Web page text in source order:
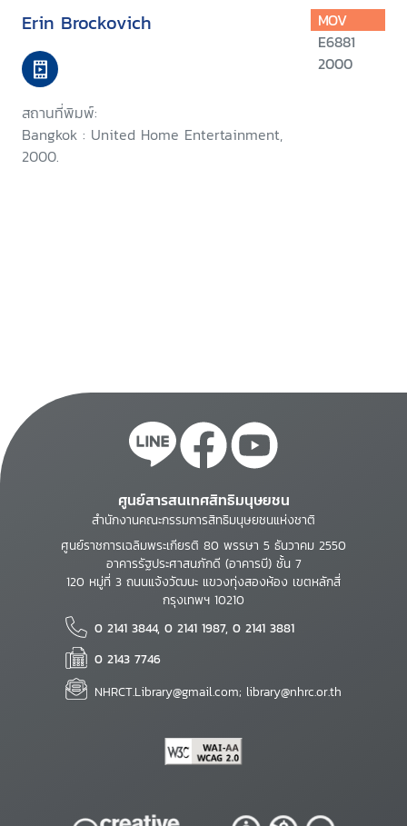
Erin Brockovich
สถานที่พิมพ์:
Bangkok : United Home Entertainment,
2000.
MOV
E6881
2000
ศูนย์สารสนเทศสิทธิมนุษยชน
สำนักงานคณะกรรมการสิทธิมนุษยชนแห่งชาติ
ศูนย์ราชการเฉลิมพระเกียรติ 80 พรรษา 5 ธันวาคม 2550
อาคารรัฐประศาสนภักดี (อาคารบี) ชั้น 7
120 หมู่ที่ 3 ถนนแจ้งวัฒนะ แขวงทุ่งสองห้อง เขตหลักสี่
กรุงเทพฯ 10210
0 2141 3844, 0 2141 1987, 0 2141 3881
0 2143 7746
NHRCT.Library@gmail.com; library@nhrc.or.th